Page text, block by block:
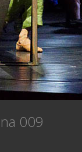
009